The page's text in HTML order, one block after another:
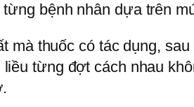
bệnh nhân dựa trên
mà thuốc có tác dụng,
từng đợt cách nhau